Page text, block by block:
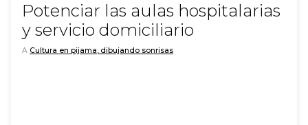
Potenciar las aulas hospitalarias
y servicio domiciliario
A Cultura en pijama, dibujando sonrisas